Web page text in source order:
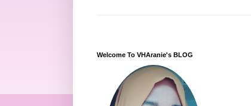
Welcome To VHAranie's BLOG